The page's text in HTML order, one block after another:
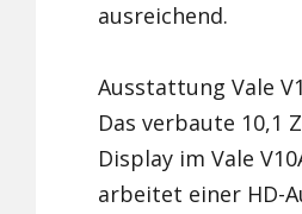
ausreichend.
Ausstattung Vale
Das verbaute 10,1
Display im Vale
arbeitet einer HD-